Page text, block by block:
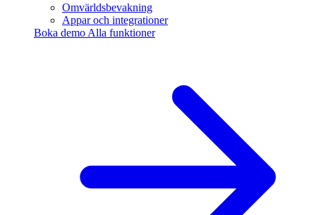
Omvärldsbevakning
Appar och integrationer
Boka demo Alla funktioner